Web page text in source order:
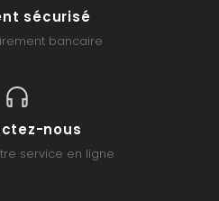
sécurisé
bancaire
nous
service en ligne